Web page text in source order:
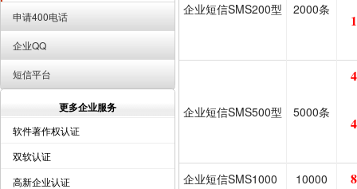
申请400电话
企业QQ
短信平台
更多企业服务
软件著作权认证
双软认证
高新企业认证
企业短信SMS200型 2000条
企业短信SMS500型 5000条
企业短信SMS1000
10000